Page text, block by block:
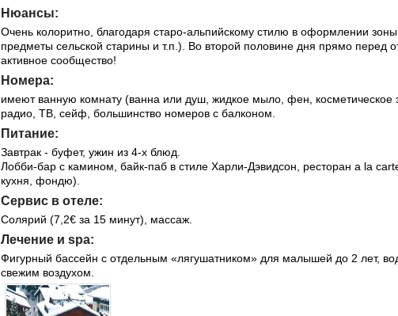
Нюансы:
Очень колоритно, благодаря старо-альпийскому стилю в оформлении
предметы сельской старины и т.п.). Во второй половине дня прямо перед
активное сообщество!
Номера:
имеют ванную комнату (ванна или душ, жидкое мыло, фен, косметическое
радио, ТВ, сейф, большинство номеров с балконом.
Питание:
Завтрак - буфет, ужин из 4-х блюд.
Лобби-бар с камином, байк-паб в стиле Харли-Дэвидсон, ресторан a la
кухня, фондю).
Cервис в отеле:
Солярий (7,2€ за 15 минут), массаж.
Лечение и spa:
Фигурный бассейн с отдельным «лягушатником» для малышей до 2 лет,
свежим воздухом.